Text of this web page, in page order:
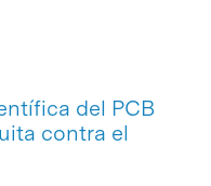
del PCB
contra el